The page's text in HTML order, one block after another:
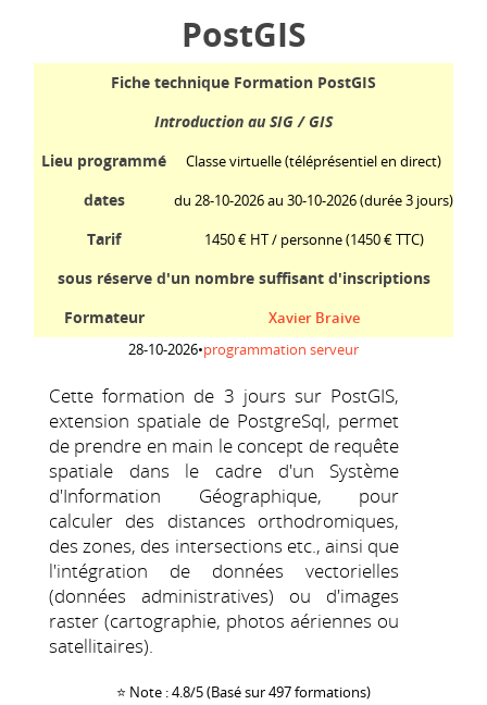
PostGIS
Fiche technique Formation PostGIS
Introduction au SIG / GIS
Lieu programmé
Classe virtuelle (téléprésentiel en direct)
dates du 28-10-2026 au 30-10-2026 (durée 3 jours)
Tarif 1450 € HT / personne(1450 € TTC)
sous réserve d'un nombre suffisant d'inscriptions
Formateur
Xavier Braive
28-10-2026•programmation serveur
Cette formation de 3 jours sur PostGIS,
extension spatiale de PostgreSql, permet
de prendre en main le concept de requête
spatiale dans le cadre d'un Système
d'Information Géographique, pour
calculer des distances orthodromiques,
des zones, des intersections etc., ainsi que
l'intégration de données vectorielles
(données administratives) ou d'images
raster (cartographie, photos aériennes ou
satellitaires).
⭐ Note : 4.8/5 (Basé sur 497 formations)